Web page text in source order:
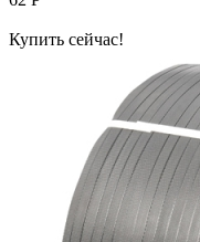
Купить сейчас!